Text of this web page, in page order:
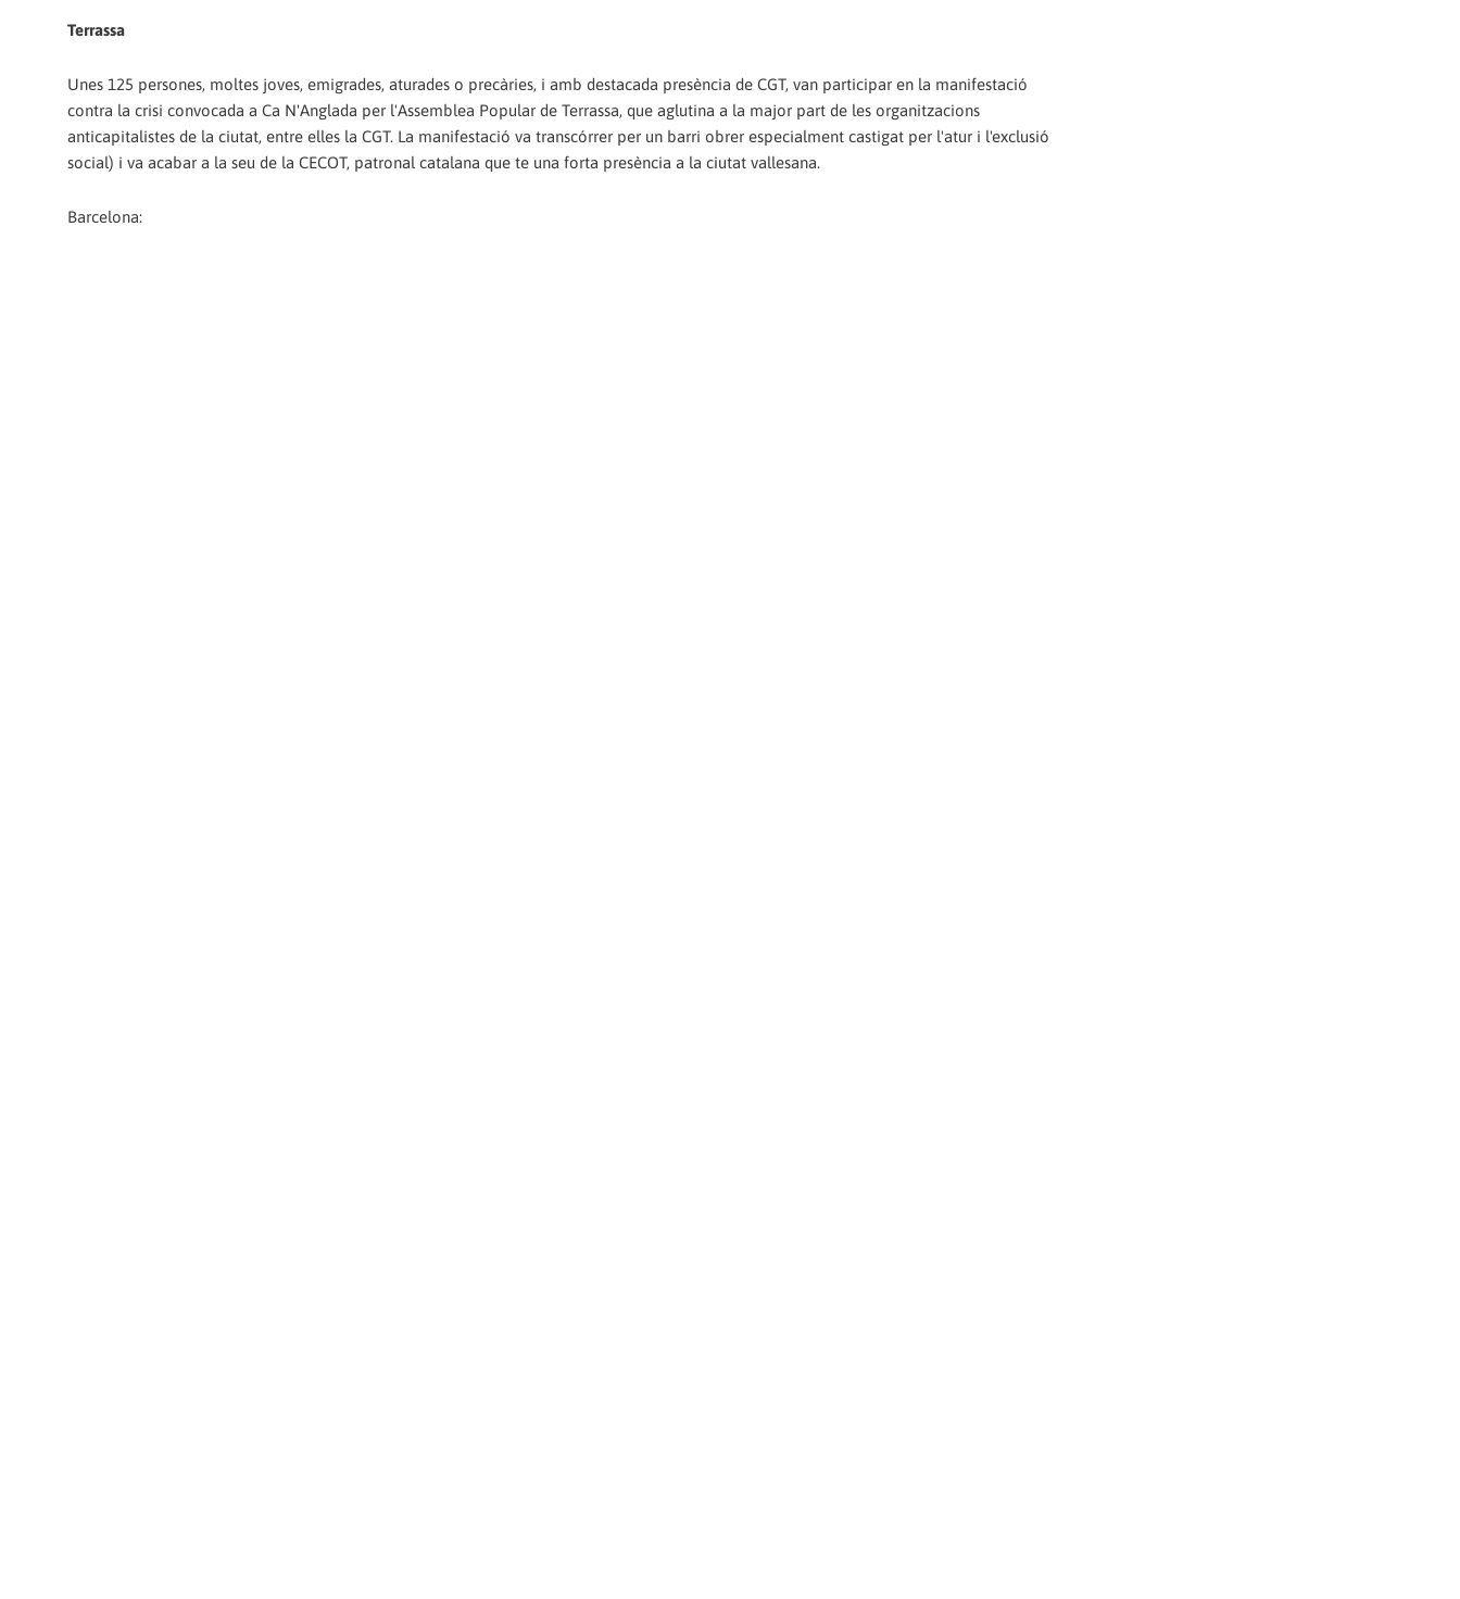
Terrassa
Unes 125 persones, moltes joves, emigrades, aturades o precàries, i amb destacada presència de CGT, van participar en la manifestació
contra la crisi convocada a Ca N'Anglada per l'Assemblea Popular de Terrassa, que aglutina a la major part de les organitzacions
anticapitalistes de la ciutat, entre elles la CGT. La manifestació va transcórrer per un barri obrer especialment castigat per l'atur i l'exclusió
social) i va acabar a la seu de la CECOT, patronal catalana que te una forta presència a la ciutat vallesana.
Barcelona: